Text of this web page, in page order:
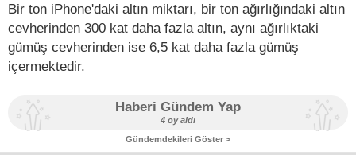
Bir ton iPhone'daki altın miktarı, bir ton ağırlığındaki altın
cevherinden 300 kat daha fazla altın, aynı ağırlıktaki
gümüş cevherinden ise 6,5 kat daha fazla gümüş
içermektedir.
Haberi Gündem Yap
4 oy aldı
Gündemdekileri Göster >